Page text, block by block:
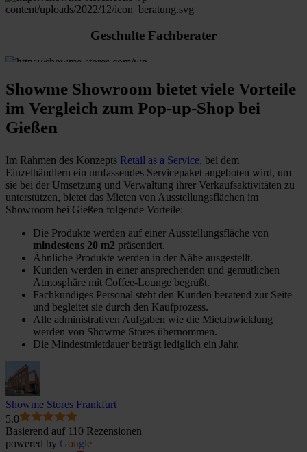
Geschulte Fachberater
Ausstellungsfläche ab 20m²
Wohlfühlambiente für Ihre Kunden
Einkauf in Ihrem Onlineshop
Showme Showroom bietet viele Vorteile
im Vergleich zum Pop-up-Shop bei
Gießen
Im Rahmen des Konzepts Retail as a Service, bei dem
Einzelhändlern ein umfassendes Servicepaket angeboten wird, um
sie bei der Umsetzung und Verwaltung ihrer Verkaufsaktivitäten zu
unterstützen, bietet das Mieten von Ausstellungsflächen im
Showroom bei Gießen folgende Vorteile:
Die Produkte werden auf einer Ausstellungsfläche von
mindestens 20 m2 präsentiert.
Ähnliche Produkte werden in der Nähe ausgestellt.
Kunden werden in einer ansprechenden und gemütlichen
Atmosphäre mit Coffee-Lounge begrüßt.
Fachkundiges Personal steht den Kunden beratend zur Seite
und begleitet sie durch den Kaufprozess.
Alle administrativen Aufgaben wie die Mietabwicklung
werden von Showme Stores übernommen.
Die Mindestmietdauer beträgt lediglich ein Jahr.
Showme Stores Frankfurt
5.0
Basierend auf 110 Rezensionen
powered by Google